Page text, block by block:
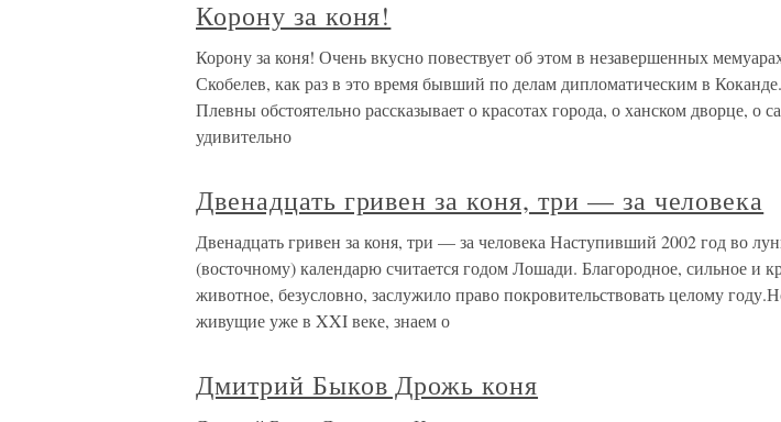
Корону за коня!
Корону за коня! Очень вкусно повествует об этом в незавершенных
Скобелев, как раз в это время бывший по делам дипломатическим в
Плевны обстоятельно рассказывает о красотах города, о ханском дворце, о
удивительно
Двенадцать гривен за коня, три — за человека
Двенадцать гривен за коня, три — за человека Наступивший 2002 год во
(восточному) календарю считается годом Лошади. Благородное, сильное и
животное, безусловно, заслужило право покровительствовать целому
живущие уже в XXI веке, знаем о
Дмитрий Быков Дрожь коня